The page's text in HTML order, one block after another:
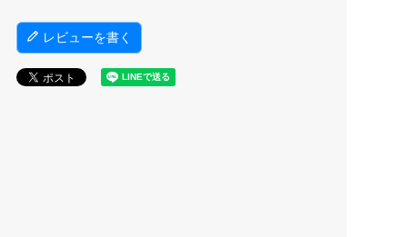
レビューを書く